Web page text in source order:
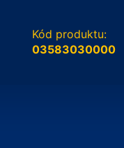
Kód produktu:
03583030000